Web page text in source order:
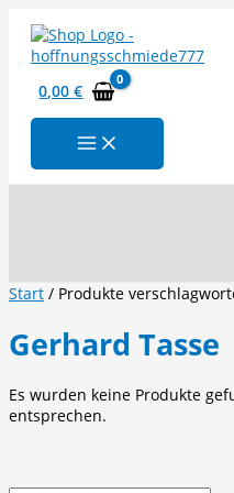
Inhalt
springen
0,00€
Start / Produkte
Gerhard Tasse
Es wurden keine Produkte
entsprechen.